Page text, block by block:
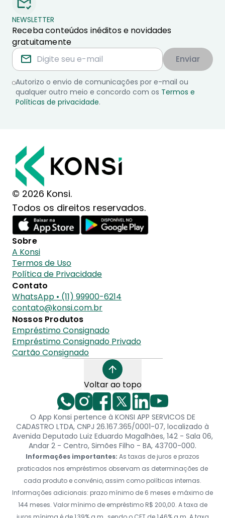
NEWSLETTER
Receba conteúdos inéditos e novidades
gratuitamente
Enviar
Autorizo o envio de comunicações por e-mail ou
qualquer outro meio e concordo com os Termos e
Políticas de privacidade.
© 2026 Konsi.
Todos os direitos reservados.
Sobre
A Konsi
Termos de Uso
Política de Privacidade
Contato
WhatsApp • (11) 99900-6214
contato@konsi.com.br
Nossos Produtos
Empréstimo Consignado
Empréstimo Consignado Privado
Cartão Consignado
Voltar ao topo
O App Konsi pertence à KONSI APP SERVICOS DE
CADASTRO LTDA, CNPJ 26.167.365/0001-07, localizado à
Avenida Deputado Luiz Eduardo Magalhães, 142 - Sala 06,
Andar 2 - Centro, Simões Filho - BA, 43700-000.
Informações importantes: As taxas de juros e prazos
praticados nos empréstimos observam as determinações de
cada produto e convênio, assim como políticas internas.
Informações adicionais: prazo mínimo de 6 meses e máximo de
144 meses. Valor mínimo de empréstimo R$ 200,00. A taxa de